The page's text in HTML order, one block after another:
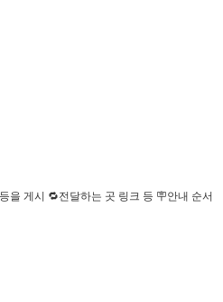
을 게시 🔁전달하는 곳 링크 등 🪧안내 순서